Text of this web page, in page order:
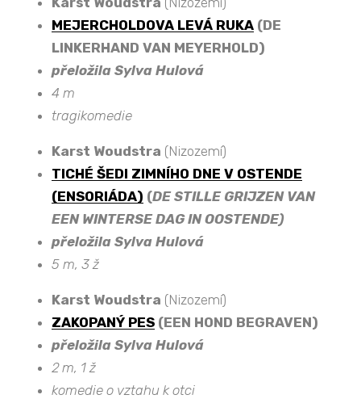
MEJERCHOLDOVA LEVÁ RUKA (DE
LINKERHAND VAN MEYERHOLD)
přeložila Sylva Hulová
4 m
tragikomedie
Karst Woudstra (Nizozemí)
TICHÉ ŠEDI ZIMNÍHO DNE V OSTENDE
(ENSORIÁDA) (DE STILLE GRIJZEN VAN
EEN WINTERSE DAG IN OOSTENDE)
přeložila Sylva Hulová
5 m, 3 ž
Karst Woudstra (Nizozemí)
ZAKOPANÝ PES (EEN HOND BEGRAVEN)
přeložila Sylva Hulová
2 m, 1 ž
komedie o vztahu k otci